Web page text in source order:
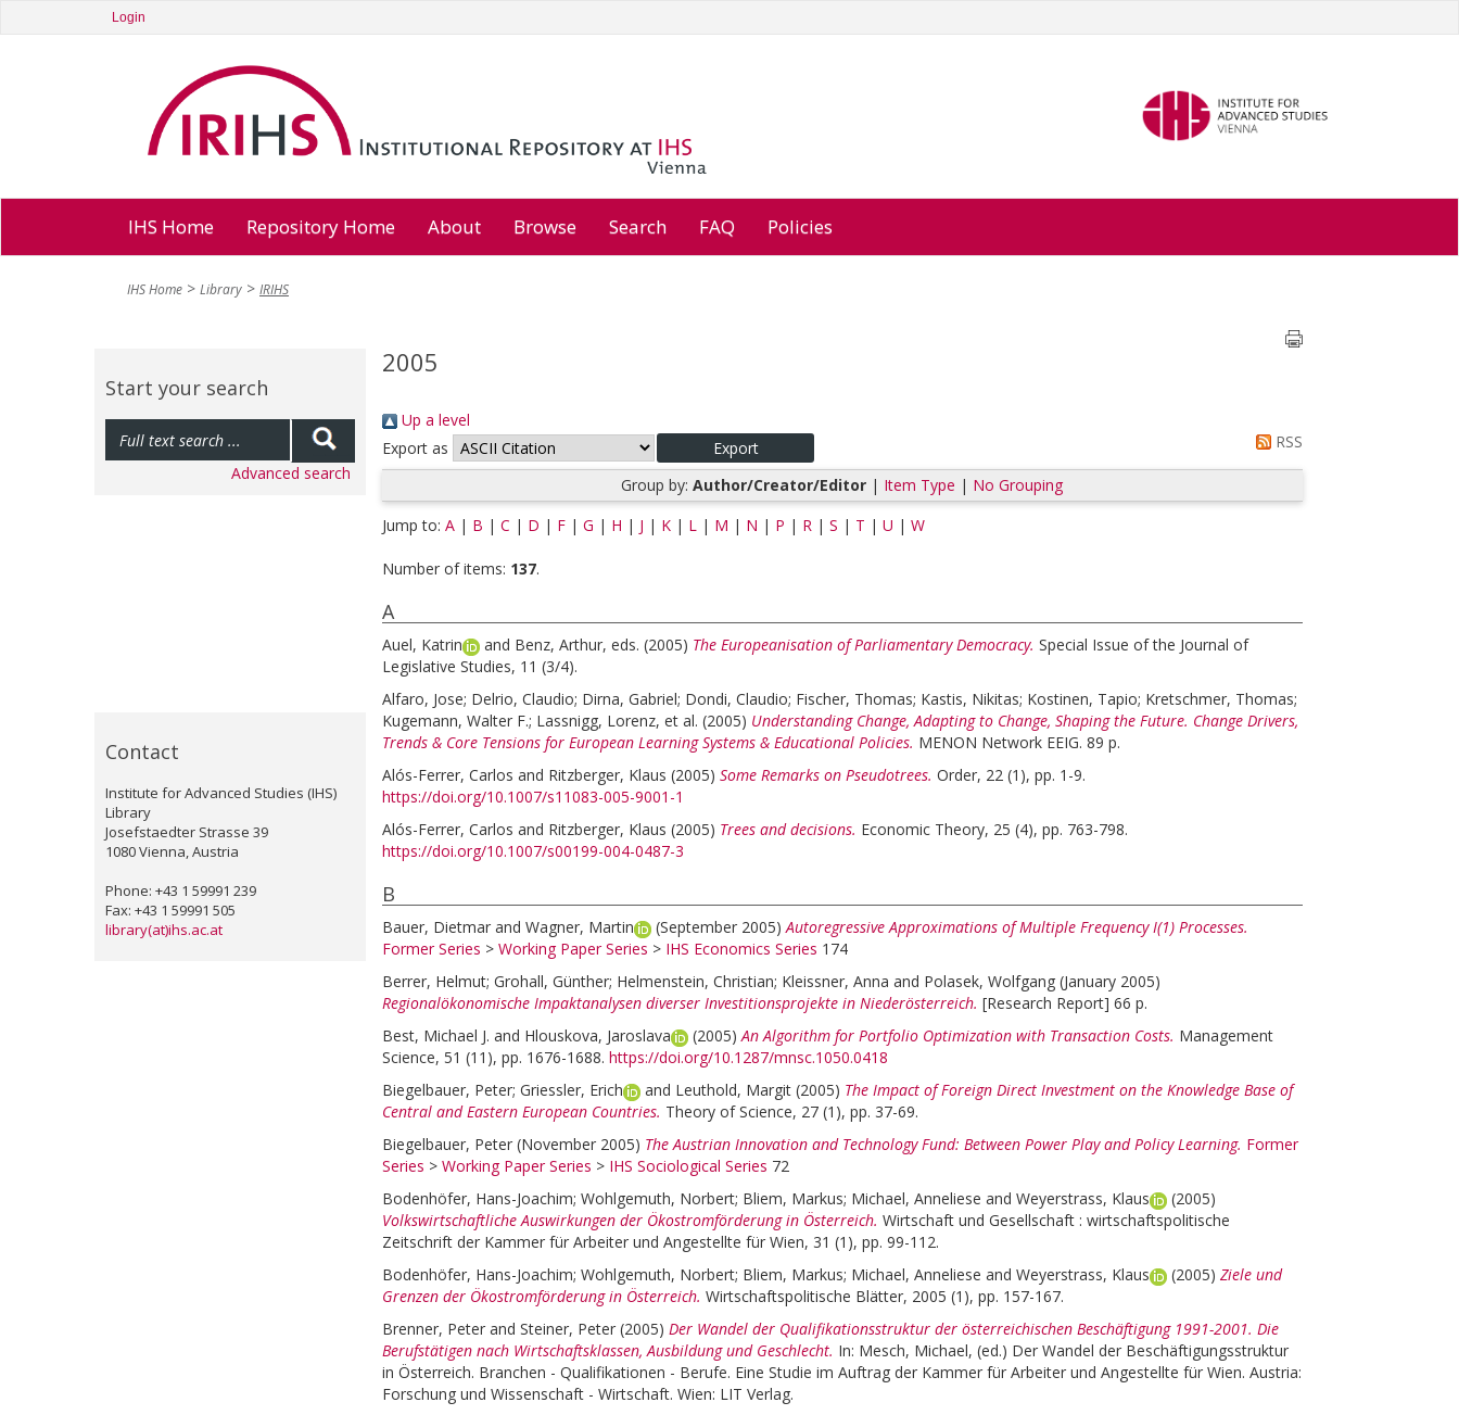
Login
IHS Home Repository Home About Browse Search FAQ Policies
IHS Home Library IRIHS
Start your search
Advanced search
Contact
Institute for Advanced Studies (IHS)
Library
Josefstaedter Strasse 39
1080 Vienna, Austria
Phone: +43 1 59991 239
Fax: +43 1 59991 505
library(at)ihs.ac.at
2005
Up a level
Export as
RSS
Group by:Author/Creator/Editor | Item Type | No Grouping
Jump to: A | B | C | D | F | G | H | J | K | L | M | N | P | R | S | T | U | W
Number of items: 137.
A
Auel, Katrin and Benz, Arthur, eds. (2005) The Europeanisation of Parliamentary Democracy. Special Issue of the Journal of
Legislative Studies, 11 (3/4).
Alfaro, Jose; Delrio, Claudio; Dirna, Gabriel; Dondi, Claudio; Fischer, Thomas; Kastis, Nikitas; Kostinen, Tapio; Kretschmer, Thomas;
Kugemann, Walter F.; Lassnigg, Lorenz, et al. (2005) Understanding Change, Adapting to Change, Shaping the Future. Change Drivers,
Trends & Core Tensions for European Learning Systems & Educational Policies. MENON Network EEIG. 89 p.
Alós-Ferrer, Carlos and Ritzberger, Klaus (2005) Some Remarks on Pseudotrees. Order, 22 (1), pp. 1-9.
https://doi.org/10.1007/s11083-005-9001-1
Alós-Ferrer, Carlos and Ritzberger, Klaus (2005) Trees and decisions. Economic Theory, 25 (4), pp. 763-798.
https://doi.org/10.1007/s00199-004-0487-3
B
Bauer, Dietmar and Wagner, Martin (September 2005)Autoregressive Approximations of Multiple Frequency I(1) Processes.
Former Series > Working Paper Series > IHS Economics Series 174
Berrer, Helmut; Grohall, Günther; Helmenstein, Christian; Kleissner, Anna and Polasek, Wolfgang (January 2005)
Regionalökonomische Impaktanalysen diverser Investitionsprojekte in Niederösterreich. [Research Report] 66 p.
Best, Michael J. and Hlouskova, Jaroslava (2005)An Algorithm for Portfolio Optimization with Transaction Costs. Management
Science, 51 (11), pp. 1676-1688. https://doi.org/10.1287/mnsc.1050.0418
Biegelbauer, Peter; Griessler, Erich and Leuthold, Margit (2005) The Impact of Foreign Direct Investment on the Knowledge Base of
Central and Eastern European Countries. Theory of Science, 27 (1), pp. 37-69.
Biegelbauer, Peter (November 2005) The Austrian Innovation and Technology Fund: Between Power Play and Policy Learning. Former
Series > Working Paper Series > IHS Sociological Series 72
Bodenhöfer, Hans-Joachim; Wohlgemuth, Norbert; Bliem, Markus; Michael, Anneliese and Weyerstrass, Klaus
(2005)
Volkswirtschaftliche Auswirkungen der Ökostromförderung in Österreich. Wirtschaft und Gesellschaft : wirtschaftspolitische
Zeitschrift der Kammer für Arbeiter und Angestellte für Wien, 31 (1), pp. 99-112.
Bodenhöfer, Hans-Joachim; Wohlgemuth, Norbert; Bliem, Markus; Michael, Anneliese and Weyerstrass, Klaus (2005) Ziele und
Grenzen der Ökostromförderung in Österreich. Wirtschaftspolitische Blätter, 2005 (1), pp. 157-167.
Brenner, Peter and Steiner, Peter (2005) Der Wandel der Qualifikationsstruktur der österreichischen Beschäftigung 1991-2001. Die
Berufstätigen nach Wirtschaftsklassen, Ausbildung und Geschlecht. In: Mesch, Michael, (ed.) Der Wandel der Beschäftigungsstruktur
in Österreich. Branchen - Qualifikationen - Berufe. Eine Studie im Auftrag der Kammer für Arbeiter und Angestellte für Wien. Austria:
Forschung und Wissenschaft - Wirtschaft. Wien: LIT Verlag.